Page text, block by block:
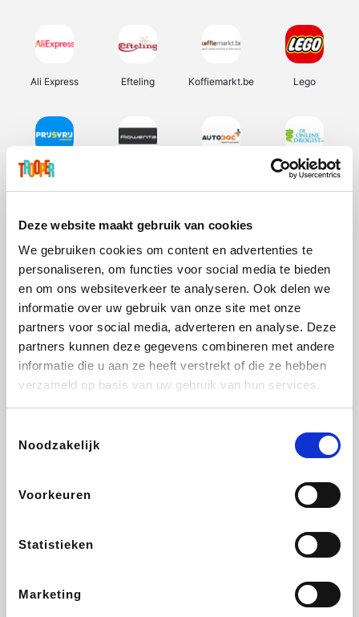
Deze website maakt gebruik van cookies
We gebruiken cookies om content en advertenties te
personaliseren, om functies voor social media te bieden
en om ons websiteverkeer te analyseren. Ook delen we
informatie over uw gebruik van onze site met onze
partners voor social media, adverteren en analyse. Deze
partners kunnen deze gegevens combineren met andere
informatie die u aan ze heeft verstrekt of die ze hebben
verzameld op basis van uw gebruik van hun services.
Noodzakelijk
Voorkeuren
Statistieken
Marketing
Ali Express Efteling Koffiemarkt.be Lego
Prijsvrij De Online Drogist
Vidaxl Plopsa Lampenlicht.be Adidas
All Accor
DectDirect ZEB
SupraBazar